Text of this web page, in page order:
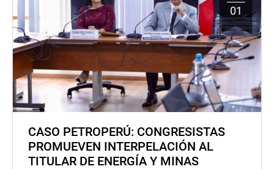
01
CASO PETROPERÚ: CONGRESISTAS
PROMUEVEN INTERPELACIÓN AL
TITULAR DE ENERGÍA Y MINAS